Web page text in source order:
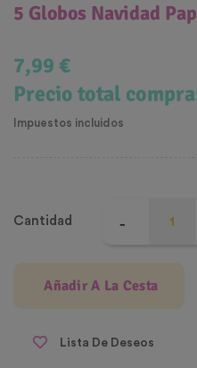
5 Globos Navidad
7,99 €
Precio total
Impuestos incluidos
Cantidad
Añadir A La Cesta
Lista De Deseos